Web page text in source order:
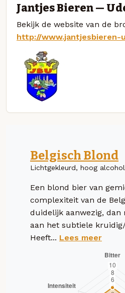
Jantjes Bieren —
Bekijk de website van de
http://www.jantjesbieren-
Belgisch Blond
Lichtgekleurd, hoog alcohol
Een blond bier van
complexiteit van de
duidelijk aanwezig, dan
aan het subtiele
Heeft... Lees meer